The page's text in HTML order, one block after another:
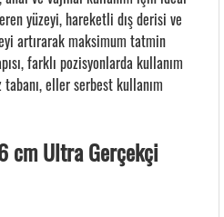
yüzeyi, hareketli dış derisi ve
artırarak maksimum tatmin
farklı pozisyonlarda kullanım
eller serbest kullanım
cm Ultra Gerçekçi